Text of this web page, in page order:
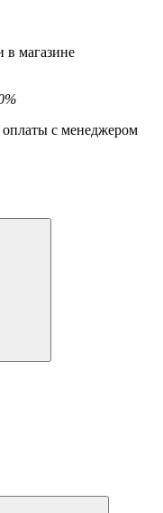
в магазине
оплаты с менеджером